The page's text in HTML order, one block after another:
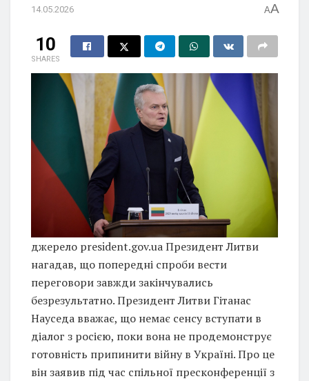
14.05.2026 AA
10
SHARES
джерело president.gov.ua Президент Литви
нагадав, що попередні спроби вести
переговори завжди закінчувались
безрезультатно. Президент Литви Гітанас
Науседа вважає, що немає сенсу вступати в
діалог з росією, поки вона не продемонструє
готовність припинити війну в Україні. Про це
він заявив під час спільної пресконференції з